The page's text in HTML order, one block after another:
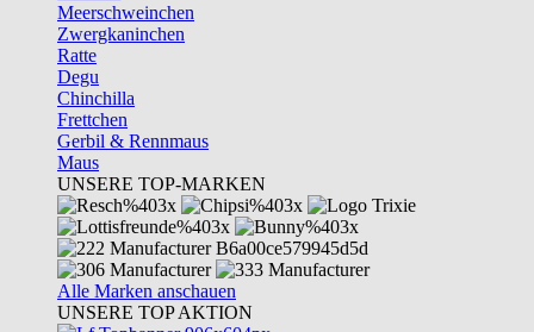
Meerschweinchen
Zwergkaninchen
Ratte
Degu
Chinchilla
Frettchen
Gerbil & Rennmaus
Maus
UNSERE TOP-MARKEN
Alle Marken anschauen
UNSERE TOP AKTION